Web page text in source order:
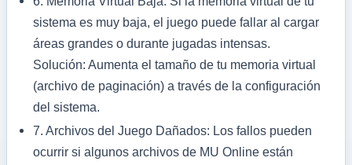
sistema es muy baja, el juego puede fallar al cargar
áreas grandes o durante jugadas intensas.
Solución: Aumenta el tamaño de tu memoria virtual
(archivo de paginación) a través de la configuración
del sistema.
7.Archivos del Juego Dañados: Los fallos pueden
ocurrir si algunos archivos de MU Online están